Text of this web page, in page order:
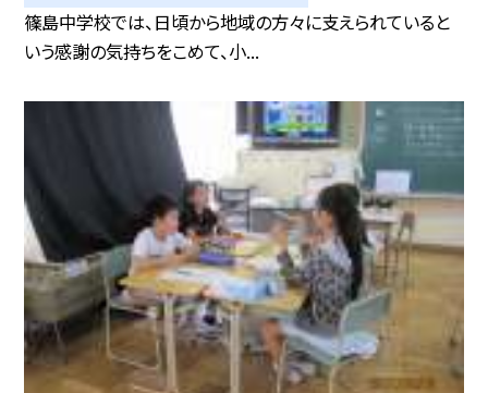
篠島中学校では、日頃から地域の方々に支えられていると
いう感謝の気持ちをこめて、小...